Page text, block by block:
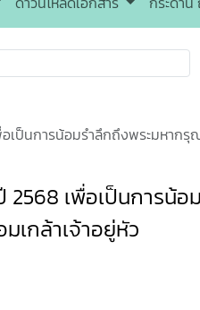
อเป็นการน้อมรำลึกถึงพระมหาก
2568 เพื่อเป็นการ
เกล้าเจ้าอยู่หัว